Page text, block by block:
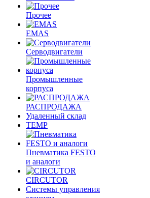
Прочее
EMAS
Cерводвигатели
Промышленные
корпуса
РАСПРОДАЖА
Удаленный склад
TEMP
Пневматика FESTO
и аналоги
CIRCUTOR
Системы управления